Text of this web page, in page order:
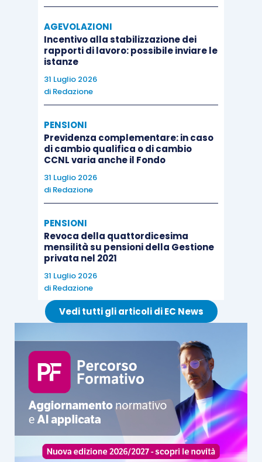
AGEVOLAZIONI
Incentivo alla stabilizzazione dei
rapporti di lavoro: possibile inviare le
istanze
31 Luglio 2026
di Redazione
PENSIONI
Previdenza complementare: in caso
di cambio qualifica o di cambio
CCNL varia anche il Fondo
31 Luglio 2026
di Redazione
PENSIONI
Revoca della quattordicesima
mensilità su pensioni della Gestione
privata nel 2021
31 Luglio 2026
di Redazione
Vedi tutti gli articoli di EC News